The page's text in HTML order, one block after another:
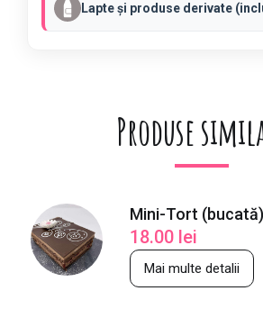
Lapte și produse derivate
Produse
Mini-Tort (bucată)
18.00 lei
Mai multe detalii